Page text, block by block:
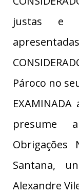
justas e
Pároco no
presume
Obrigações
Santana,
Alexandre